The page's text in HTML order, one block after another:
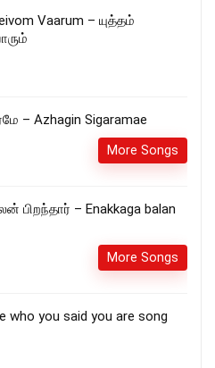
Vaarum – யுத்தம்
– Azhagin Sigaramae
More Songs
பிறந்தார் – Enakkaga balan
More Songs
who you said you are song